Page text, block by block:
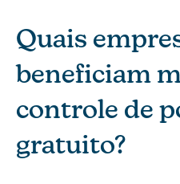
Quais
beneficiam
controle de
gratuito?